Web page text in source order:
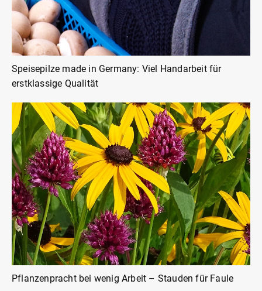
Speisepilze made in Germany: Viel Handarbeit für
erstklassige Qualität
Pflanzenpracht bei wenig Arbeit – Stauden für Faule